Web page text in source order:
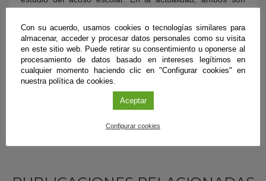
la Universidad de Cambridge, donde colaboran en z-proso
con un enfoque específico centrado en el acoso escolar.
Con su acuerdo, usamos cookies o tecnologías similares para
almacenar, acceder y procesar datos personales como su visita
en este sitio web. Puede retirar su consentimiento u oponerse al
procesamiento de datos basado en intereses legítimos en
cualquier momento haciendo clic en "Configurar cookies" en
nuestra política de cookies.
Aceptar
Configurar cookies